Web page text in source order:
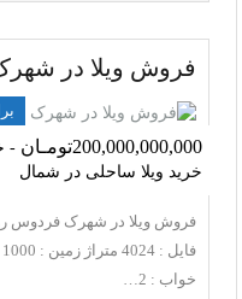
فروش ویلا در
200,000,000,000تومـان
-
خرید ویلا ساحلی در شمال
خواب : 2…